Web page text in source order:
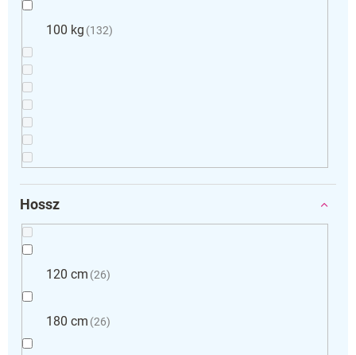
100 kg 132
Hossz
120 cm 26
180 cm 26